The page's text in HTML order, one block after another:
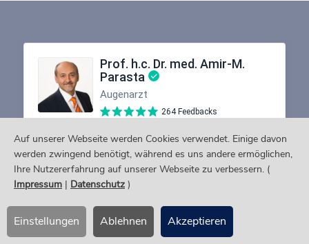
Auf unserer Webseite werden Cookies verwendet. Einige davon
werden zwingend benötigt, während es uns andere ermöglichen,
Ihre Nutzererfahrung auf unserer Webseite zu verbessern. (
Impressum | Datenschutz )
Einstellungen Ablehnen Akzeptieren